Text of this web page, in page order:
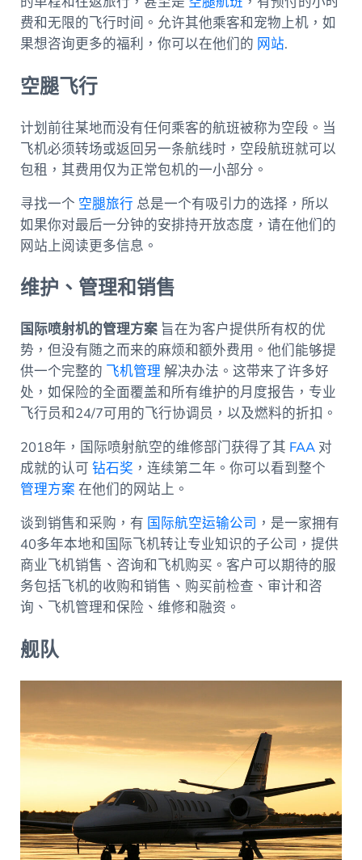
费和无限的飞行时间。允许其他乘客和宠物上机，如
果想咨询更多的福利，你可以在他们的 网站.
空腿飞行
计划前往某地而没有任何乘客的航班被称为空段。当
飞机必须转场或返回另一条航线时，空段航班就可以
包租，其费用仅为正常包机的一小部分。
寻找一个 空腿旅行 总是一个有吸引力的选择，所以
如果你对最后一分钟的安排持开放态度，请在他们的
网站上阅读更多信息。
维护、管理和销售
国际喷射机的管理方案旨在为客户提供所有权的优
势，但没有随之而来的麻烦和额外费用。他们能够提
供一个完整的 飞机管理解决办法。这带来了许多好
处，如保险的全面覆盖和所有维护的月度报告，专业
飞行员和24/7可用的飞行协调员，以及燃料的折扣。
2018年，国际喷射航空的维修部门获得了其 FAA对
成就的认可 钻石奖 ，连续第二年。你可以看到整个
管理方案 在他们的网站上。
谈到销售和采购，有 国际航空运输公司 ，是一家拥有
40多年本地和国际飞机转让专业知识的子公司，提供
商业飞机销售、咨询和飞机购买。客户可以期待的服
务包括飞机的收购和销售、购买前检查、审计和咨
询、飞机管理和保险、维修和融资。
舰队